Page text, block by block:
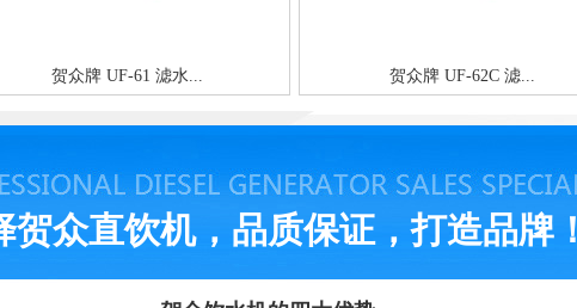
贺众牌 UF-61 滤水... 贺众牌 UF-62C 滤...
贺众直饮机，品质保证，打造品牌！